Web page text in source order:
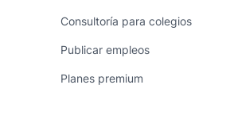
Consultoría para colegios
Publicar empleos
Planes premium